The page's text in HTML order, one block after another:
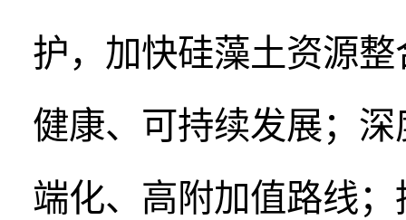
护，加快硅藻土资源
健康、可持续发展；
端化、高附加值路线